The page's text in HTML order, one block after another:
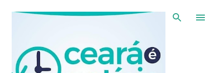
Pular para o conteúdo principal